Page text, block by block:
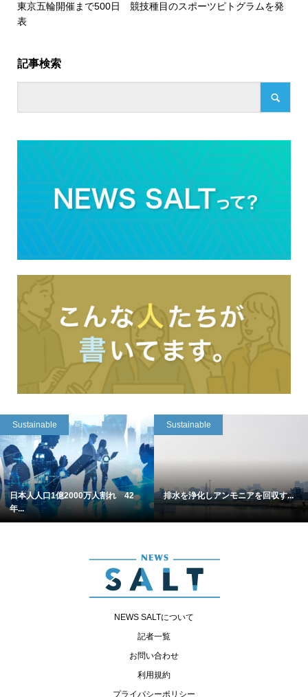
東京五輪開催まで500日 競技種目のスポーツピトグラムを発
表
記事検索
Sustainable
日本人人口1億2000万人割れ 42
年...
Sustainable
排水を浄化しアンモニアを回収す...
NEWS SALTについて
記者一覧
お問い合わせ
利用規約
プライバシーポリシー